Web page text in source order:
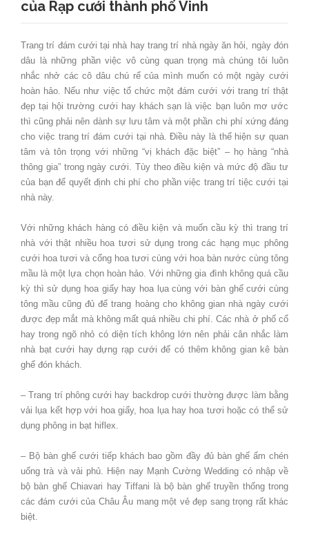
của Rạp cưới thành phố Vinh
Trang trí đám cưới tại nhà hay trang trí nhà ngày ăn hỏi, ngày đón
dâu là những phần việc vô cùng quan trọng mà chúng tôi luôn
nhắc nhở các cô dâu chú rể của mình muốn có một ngày cưới
hoàn hảo. Nếu như việc tổ chức một đám cưới với trang trí thật
đẹp tại hội trường cưới hay khách sạn là việc bạn luôn mơ ước
thì cũng phải nên dành sự lưu tâm và một phần chi phí xứng đáng
cho việc trang trí đám cưới tại nhà. Điều này là thể hiện sự quan
tâm và tôn trọng với những “vị khách đặc biệt” – họ hàng “nhà
thông gia” trong ngày cưới. Tùy theo điều kiện và mức độ đầu tư
của bạn để quyết định chi phí cho phần việc trang trí tiệc cưới tại
nhà này.
Với những khách hàng có điều kiện và muốn cầu kỳ thì trang trí
nhà với thật nhiều hoa tươi sử dụng trong các hạng mục phông
cưới hoa tươi và cổng hoa tươi cùng với hoa bàn nước cùng tông
mầu là một lựa chọn hoàn hảo. Với những gia đình không quá cầu
kỳ thì sử dụng hoa giấy hay hoa lụa cùng với bàn ghế cưới cùng
tông mầu cũng đủ để trang hoàng cho không gian nhà ngày cưới
được đẹp mắt mà không mất quá nhiều chi phí. Các nhà ở phố cổ
hay trong ngõ nhỏ có diện tích không lớn nên phải cân nhắc làm
nhà bạt cưới hay dựng rạp cưới để có thêm không gian kê bàn
ghế đón khách.
– Trang trí phông cưới hay backdrop cưới thường được làm bằng
vải lụa kết hợp với hoa giấy, hoa lụa hay hoa tươi hoặc có thể sử
dụng phông in bạt hiflex.
– Bộ bàn ghế cưới tiếp khách bao gồm đầy đủ bàn ghế ấm chén
uống trà và vải phủ. Hiện nay Mạnh Cường Wedding có nhập về
bộ bàn ghế Chiavari hay Tiffani là bộ bàn ghế truyền thống trong
các đám cưới của Châu Âu mang một vẻ đẹp sang trọng rất khác
biệt.